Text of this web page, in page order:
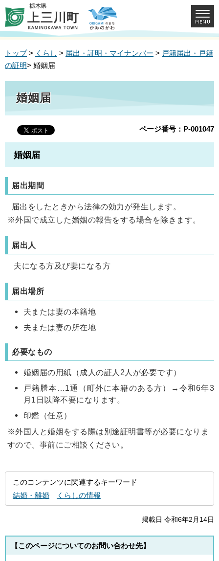
トップ> くらし > 届出・証明・マイナンバー > 戸籍届出・戸籍
の証明> 婚姻届
婚姻届
ページ番号：P-001047
婚姻届
届出期間
届出をしたときから法律の効力が発生します。
※外国で成立した婚姻の報告をする場合を除きます。
届出人
夫になる方及び妻になる方
届出場所
夫または妻の本籍地
夫または妻の所在地
必要なもの
婚姻届の用紙（成人の証人2人が必要です）
戸籍謄本…1通（町外に本籍のある方）→令和6年3
月1日以降不要になります。
印鑑（任意）
※外国人と婚姻をする際は別途証明書等が必要になりま
すので、事前にご相談ください。
このコンテンツに関連するキーワード
結婚・離婚
くらしの情報
掲載日 令和6年2月14日
【このページについてのお問い合わせ先】